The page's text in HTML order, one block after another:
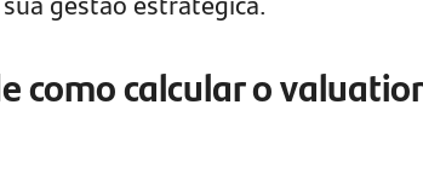
como calcular o